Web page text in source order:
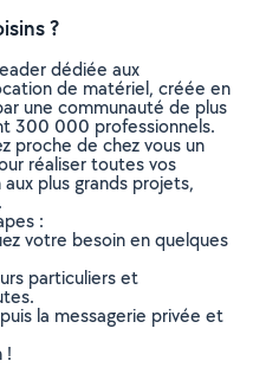
?
dédiée aux
de matériel, créée en
une communauté de plus
300 000 professionnels.
proche de chez vous un
réaliser toutes vos
plus grands projets,
:
votre besoin en quelques
particuliers et
la messagerie privée et
!